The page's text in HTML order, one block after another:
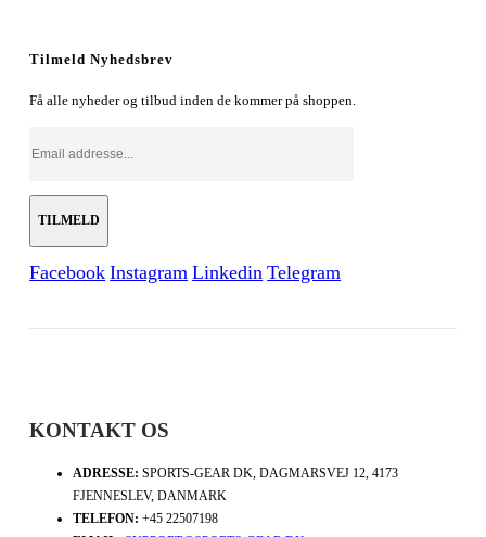
Tilmeld Nyhedsbrev
Få alle nyheder og tilbud inden de kommer på shoppen.
Facebook Instagram Linkedin Telegram
KONTAKT OS
ADRESSE: SPORTS-GEAR DK, DAGMARSVEJ 12, 4173
FJENNESLEV, DANMARK
TELEFON: +45 22507198